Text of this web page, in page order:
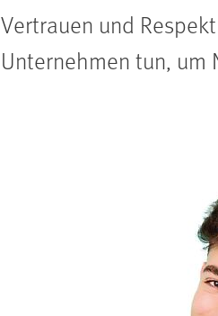
Vertrauen und
Unternehmen tun, um